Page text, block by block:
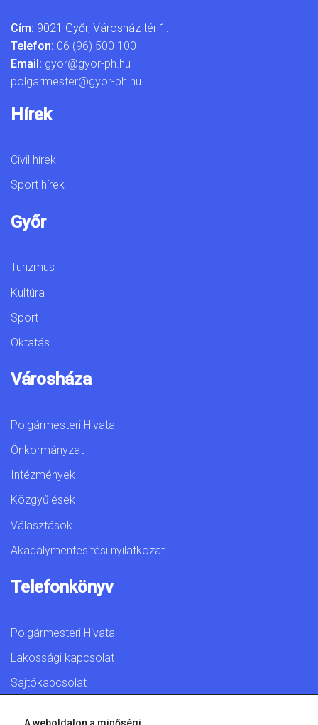
Cím: 9021 Győr, Városház tér 1.
Telefon: 06 (96) 500 100
Email: gyor@gyor-ph.hu
polgarmester@gyor-ph.hu
Hírek
Civil hírek
Sport hírek
Győr
Turizmus
Kultúra
Sport
Oktatás
Városháza
Polgármesteri Hivatal
Önkormányzat
Intézmények
Közgyűlések
Választások
Akadálymentesítési nyilatkozat
Telefonkönyv
Polgármesteri Hivatal
Lakossági kapcsolat
Sajtókapcsolat